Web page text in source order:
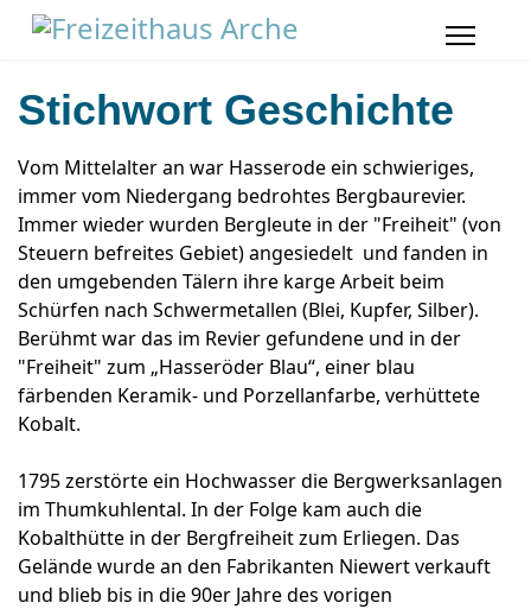
Stichwort Geschichte
Vom Mittelalter an war Hasserode ein schwieriges,
immer vom Niedergang bedrohtes Bergbaurevier.
Immer wieder wurden Bergleute in der "Freiheit" (von
Steuern befreites Gebiet) angesiedelt und fanden in
den umgebenden Tälern ihre karge Arbeit beim
Schürfen nach Schwermetallen (Blei, Kupfer, Silber).
Berühmt war das im Revier gefundene und in der
"Freiheit" zum „Hasseröder Blau“, einer blau
färbenden Keramik- und Porzellanfarbe, verhüttete
Kobalt.
1795 zerstörte ein Hochwasser die Bergwerksanlagen
im Thumkuhlental. In der Folge kam auch die
Kobalthütte in der Bergfreiheit zum Erliegen. Das
Gelände wurde an den Fabrikanten Niewert verkauft
und blieb bis in die 90er Jahre des vorigen